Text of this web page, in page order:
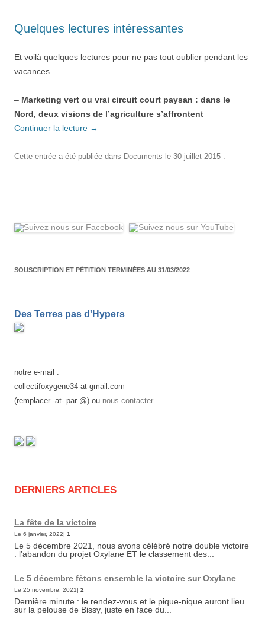
Quelques lectures intéressantes
Et voilà quelques lectures pour ne pas tout oublier pendant les
vacances …
– Marketing vert ou vrai circuit court paysan : dans le
Nord, deux visions de l’agriculture s’affrontent
Continuer la lecture →
Cette entrée a été publiée dans Documents le 30 juillet 2015 .
SOUSCRIPTION ET PÉTITION TERMINÉES AU 31/03/2022
Des Terres pas d'Hypers
notre e-mail :
collectifoxygene34-at-gmail.com
(remplacer -at- par @) ou nous contacter
DERNIERS ARTICLES
La fête de la victoire
Le 6 janvier, 2022| 1
Le 5 décembre 2021, nous avons célébré notre double victoire
: l’abandon du projet Oxylane ET le classement des...
Le 5 décembre fêtons ensemble la victoire sur Oxylane
Le 25 novembre, 2021| 2
Dernière minute : le rendez-vous et le pique-nique auront lieu
sur la pelouse de Bissy, juste en face du...